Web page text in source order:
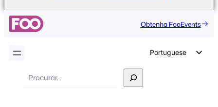
Obtenha FooEvents
Portuguese
Pesquisar